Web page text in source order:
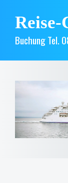
Reise-
Buchung Tel.